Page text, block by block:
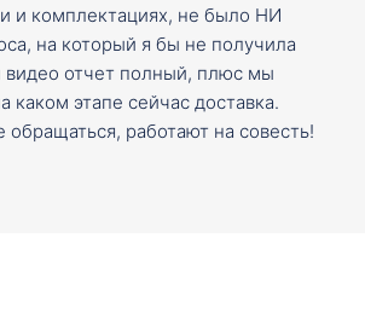
и комплектациях, не было НИ
на который я бы не получила
видео отчет полный, плюс мы
каком этапе сейчас доставка.
работают на совесть!